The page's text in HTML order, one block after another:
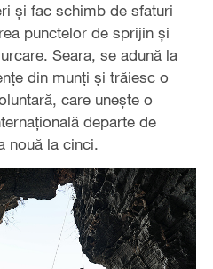
și fac schimb de sfaturi
punctelor de sprijin și
Seara, se adună la
din munți și trăiesc o
care unește o
departe de
nouă la cinci.